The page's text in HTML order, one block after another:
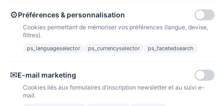
bons de réductions.
⚙Préférences & personnalisation
Cookies permettant de mémoriser vos préférences (langue, devise,
filtres).
ps_languageselector ps_currencyselector ps_facetedsearch
✉E-mail marketing
Cookies liés aux formulaires d'inscription newsletter et au suivi e-
mail.